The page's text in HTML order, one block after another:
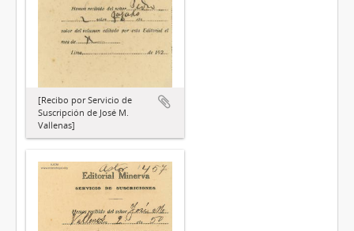
[Recibo por Servicio de
Suscripción de José M.
Vallenas]